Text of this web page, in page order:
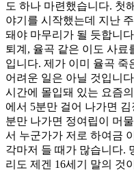
도 하나 마련했습니다. 첫
야기를 시작했는데 지난
돼야 마무리가 될 듯합니
퇴계, 율곡 같은 이도 사료
입니다. 제가 이미 율곡 죽
어려운 일은 아닐 것입니
시간에 몰입돼 있는 요즘
에서 5분만 걸어 나가면
분만 나가면 정여립이 머
서 누군가가 저로 하여금
각마저 들 때가 많습니다.
리도 제겐 16세기 말의 것